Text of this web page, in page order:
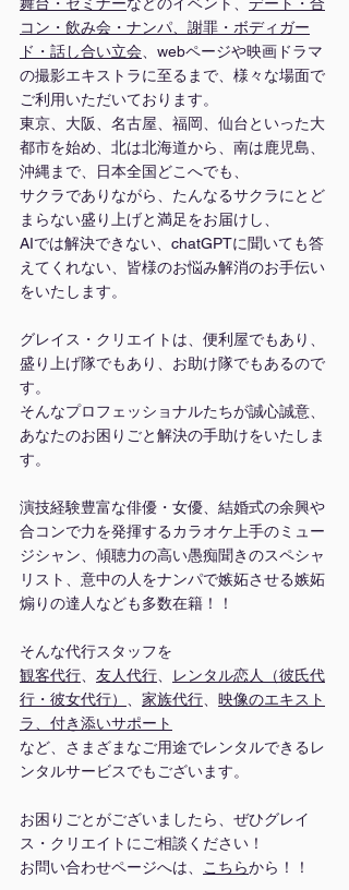
舞台 ・ セミナーなどのイベント、 デート・合
コン・飲み会・ナンパ、謝罪・ボディガー
ド・話し合い立会、webページや映画ドラマ
の撮影エキストラに至るまで、様々な場面で
ご利用いただいております。
東京、大阪、名古屋、福岡、仙台といった大
都市を始め、北は北海道から、南は鹿児島、
沖縄まで、日本全国どこへでも、
サクラでありながら、たんなるサクラにとど
まらない盛り上げと満足をお届けし、
AIでは解決できない、chatGPTに聞いても答
えてくれない、皆様のお悩み解消のお手伝い
をいたします。
グレイス・クリエイトは、便利屋でもあり、
盛り上げ隊でもあり、お助け隊でもあるので
す。
そんなプロフェッショナルたちが誠心誠意、
あなたのお困りごと解決の手助けをいたしま
す。
演技経験豊富な俳優・女優、結婚式の余興や
合コンで力を発揮するカラオケ上手のミュー
ジシャン、傾聴力の高い愚痴聞きのスペシャ
リスト、意中の人をナンパで嫉妬させる嫉妬
煽りの達人なども多数在籍！！
そんな代行スタッフを
観客代行、 友人代行、
レンタル恋人（彼氏代
行・彼女代行） 、 家族代行、 映像のエキスト
ラ、付き添いサポート
など、さまざまなご用途でレンタルできるレ
ンタルサービスでもございます。
お困りごとがございましたら、ぜひグレイ
ス・クリエイトにご相談ください！
お問い合わせページへは、 こちらから！！